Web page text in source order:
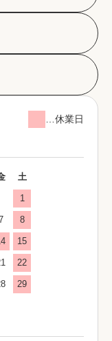
…休業日
土
1
8
15
22
29